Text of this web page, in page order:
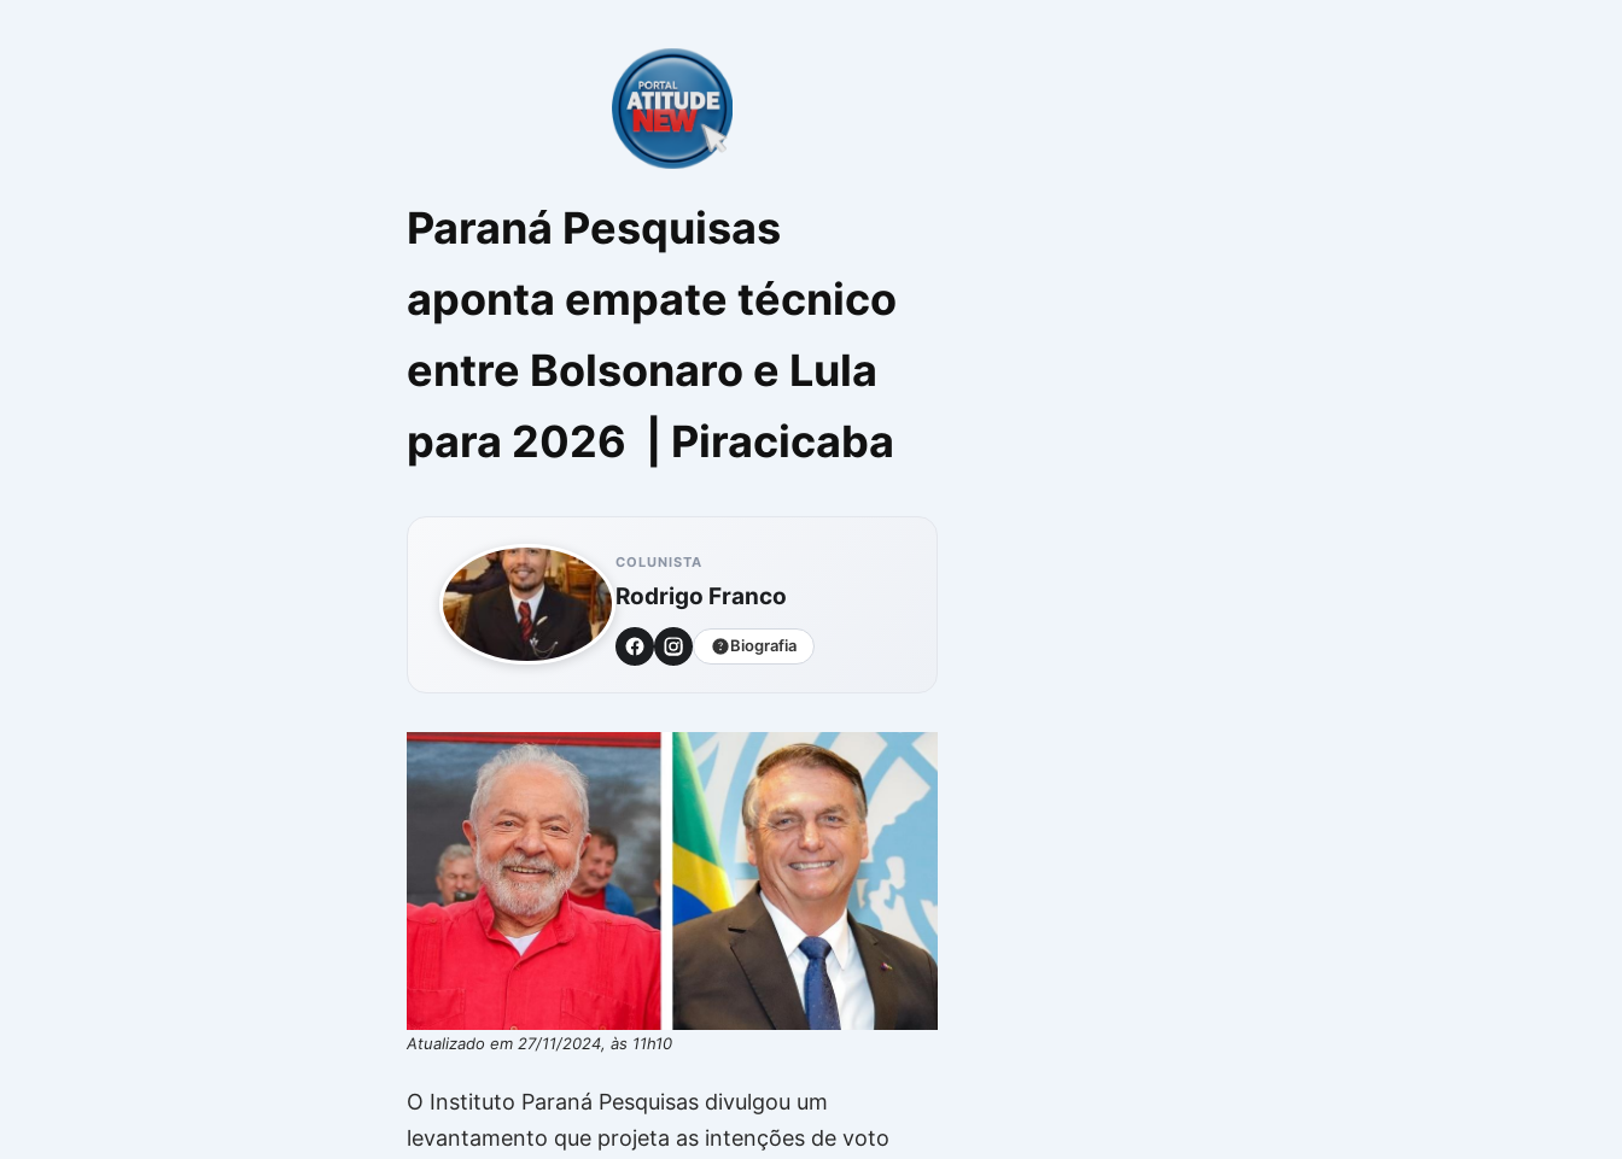
Paraná Pesquisas
aponta empate técnico
entre Bolsonaro e Lula
para 2026 | Piracicaba
COLUNISTA
Rodrigo Franco
Biografia
Atualizado em 27/11/2024, às 11h10
O Instituto Paraná Pesquisas divulgou um
levantamento que projeta as intenções de voto